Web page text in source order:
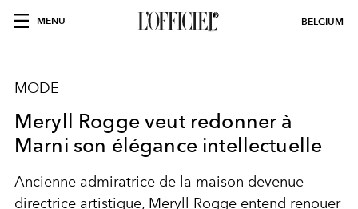
MENU BELGIUM
MODE
Meryll Rogge veut redonner à
Marni son élégance intellectuelle
Ancienne admiratrice de la maison devenue
directrice artistique, Meryll Rogge entend renouer